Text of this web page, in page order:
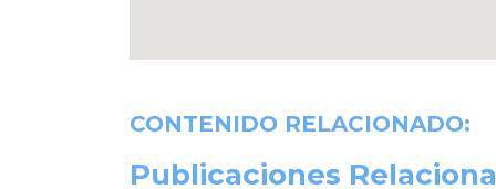
CONTENIDO RELACIONADO:
Publicaciones